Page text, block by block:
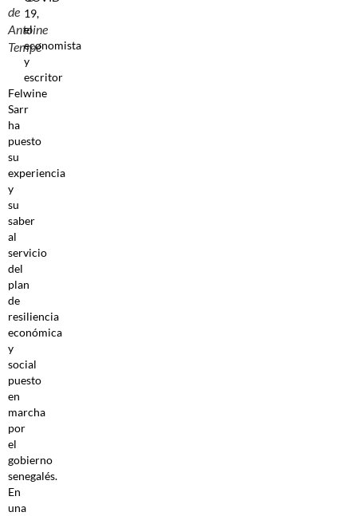
de
Antoine
Tempé
19,
el
economista
y
escritor
Felwine
Sarr
ha
puesto
su
experiencia
y
su
saber
al
servicio
del
plan
de
resiliencia
económica
y
social
puesto
en
marcha
por
el
gobierno
senegalés.
En
una